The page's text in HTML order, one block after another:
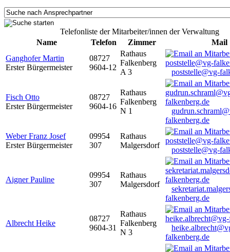
Telefonliste der Mitarbeiter/innen der Verwaltung
Name
Telefon Zimmer
Mail
Ganghofer Martin
Erster Bürgermeister
08727
9604-12
Rathaus
Falkenberg
A 3
poststelle@vg-
Fisch Otto
Erster Bürgermeister
08727
9604-16
Rathaus
Falkenberg
N 1
falkenberg.de
Weber Franz Josef
Erster Bürgermeister
09954
307
Rathaus
Malgersdorf
poststelle@vg-
Aigner Pauline
09954
307
Rathaus
Malgersdorf
falkenberg.de
Albrecht Heike
08727
9604-31
Rathaus
Falkenberg
N 3
falkenberg.de